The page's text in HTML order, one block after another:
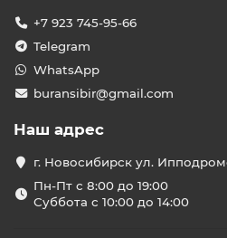
+7 923 745-95-66
Telegram
WhatsApp
buransibir@gmail.com
Наш адрес
г. Новосибирск ул.
Пн-Пт с 8:00 до 19:00
Суббота с 10:00 до 14:00